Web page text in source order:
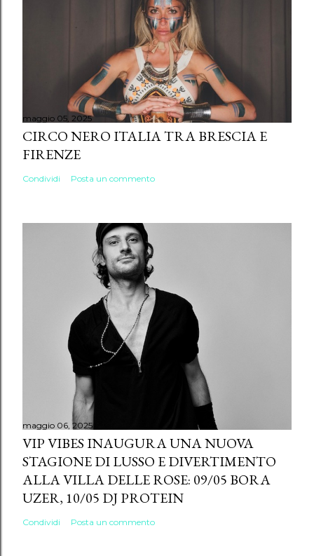
maggio 05, 2025
CIRCO NERO ITALIA TRA BRESCIA E
FIRENZE
Condividi Posta un commento
maggio 06, 2025
VIP VIBES INAUGURA UNA NUOVA
STAGIONE DI LUSSO E DIVERTIMENTO
ALLA VILLA DELLE ROSE: 09/05 BORA
UZER, 10/05 DJ PROTEIN
Condividi Posta un commento